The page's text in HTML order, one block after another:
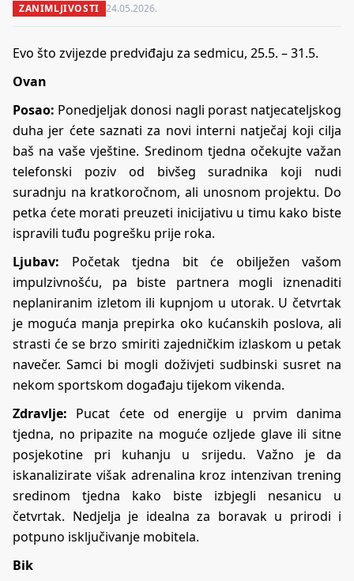
ZANIMLJIVOSTI 24.05.2026.
Evo što zvijezde predviđaju za sedmicu, 25.5. – 31.5.
Ovan
Posao: Ponedjeljak donosi nagli porast natjecateljskog
duha jer ćete saznati za novi interni natječaj koji cilja
baš na vaše vještine. Sredinom tjedna očekujte važan
telefonski poziv od bivšeg suradnika koji nudi
suradnju na kratkoročnom, ali unosnom projektu. Do
petka ćete morati preuzeti inicijativu u timu kako biste
ispravili tuđu pogrešku prije roka.
Ljubav: Početak tjedna bit će obilježen vašom
impulzivnošću, pa biste partnera mogli iznenaditi
neplaniranim izletom ili kupnjom u utorak. U četvrtak
je moguća manja prepirka oko kućanskih poslova, ali
strasti će se brzo smiriti zajedničkim izlaskom u petak
navečer. Samci bi mogli doživjeti sudbinski susret na
nekom sportskom događaju tijekom vikenda.
Zdravlje: Pucat ćete od energije u prvim danima
tjedna, no pripazite na moguće ozljede glave ili sitne
posjekotine pri kuhanju u srijedu. Važno je da
iskanalizirate višak adrenalina kroz intenzivan trening
sredinom tjedna kako biste izbjegli nesanicu u
četvrtak. Nedjelja je idealna za boravak u prirodi i
potpuno isključivanje mobitela.
Bik